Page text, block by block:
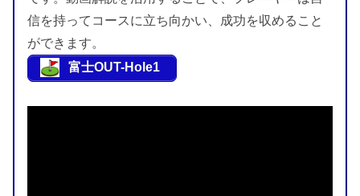
信を持ってコースに立ち向かい、成功を収めること
ができます。
富士OUT-Hole1